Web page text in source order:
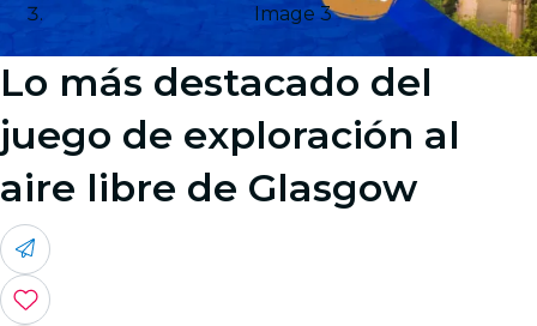
Image 3
Lo más destacado del
juego de exploración al
aire libre de Glasgow